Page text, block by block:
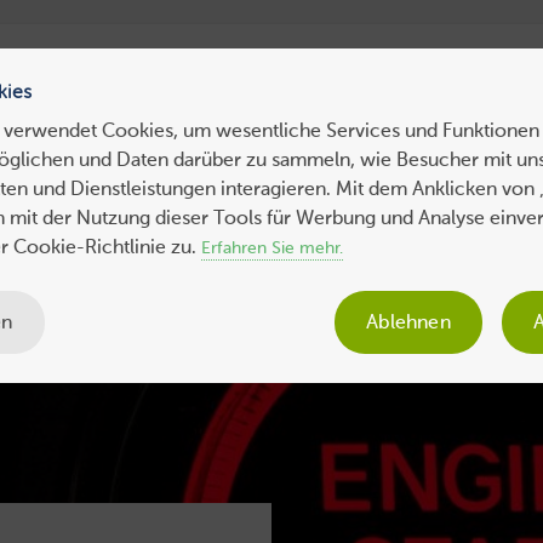
Hosting
Tipps Business Sicherheit SEO Expertenbeiträge
verwendet Cookies, um wesentliche Services und
und Daten darüber zu sammeln, wie Besucher mit
und Dienstleistungen interagieren. Mit dem Anklicken von
mit der Nutzung dieser Tools für Werbung und Analyse
Cookie-Richtlinie zu. Erfahren Sie mehr.
Ablehnen